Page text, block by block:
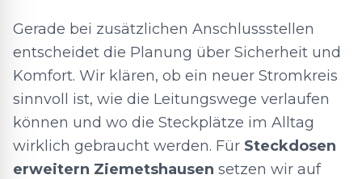
Gerade bei zusätzlichen Anschlussstellen
entscheidet die Planung über Sicherheit und
Komfort. Wir klären, ob ein neuer Stromkreis
sinnvoll ist, wie die Leitungswege verlaufen
können und wo die Steckplätze im Alltag
wirklich gebraucht werden. Für Steckdosen
erweitern Ziemetshausen setzen wir auf